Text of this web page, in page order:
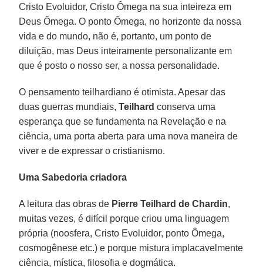
Cristo Evoluidor, Cristo Ômega na sua inteireza em
Deus Ômega. O ponto Ômega, no horizonte da nossa
vida e do mundo, não é, portanto, um ponto de
diluição, mas Deus inteiramente personalizante em
que é posto o nosso ser, a nossa personalidade.
O pensamento teilhardiano é otimista. Apesar das
duas guerras mundiais,Teilhard conserva uma
esperança que se fundamenta na Revelação e na
ciência, uma porta aberta para uma nova maneira de
viver e de expressar o cristianismo.
Uma Sabedoria criadora
A leitura das obras de Pierre Teilhard de Chardin,
muitas vezes, é difícil porque criou uma linguagem
própria (noosfera, Cristo Evoluidor, ponto Ômega,
cosmogênese etc.) e porque mistura implacavelmente
ciência, mística, filosofia e dogmática.